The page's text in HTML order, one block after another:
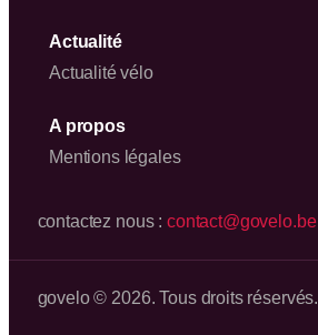
Actualité
Actualité vélo
A propos
Mentions légales
contactez nous : contact@govelo.be
govelo © 2026. Tous droits réservés.